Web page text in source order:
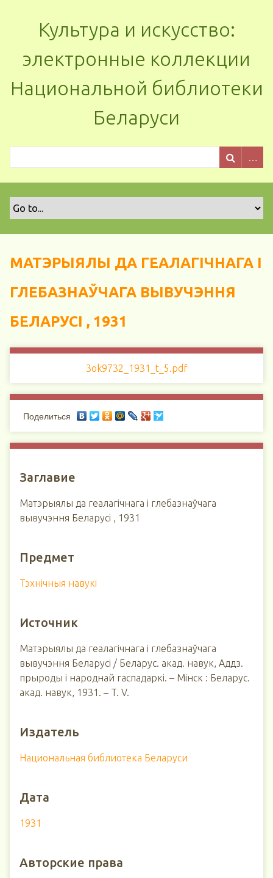
Культура и искусство:
электронные коллекции
Национальной библиотеки
Беларуси
МАТЭРЫЯЛЫ ДА ГЕАЛАГІЧНАГА І
ГЛЕБАЗНАЎЧАГА ВЫВУЧЭННЯ
БЕЛАРУСI , 1931
3ok9732_1931_t_5.pdf
Поделиться
Заглавие
Матэрыялы да геалагічнага і глебазнаўчага
вывучэння Беларусi , 1931
Предмет
Тэхнічныя навукі
Источник
Матэрыялы да геалагічнага і глебазнаўчага
вывучэння Беларусi / Беларус. акад. навук, Аддз.
прыроды і народнай гаспадаркі. – Мінск : Беларус.
акад. навук, 1931. – T. V.
Издатель
Национальная библиотека Беларуси
Дата
1931
Авторские права